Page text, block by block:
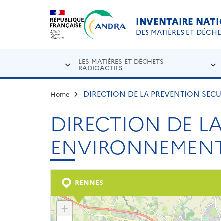
Aller au contenu principal
INVENTAIRE
DES MATIÈRES ET
LES MATIÈRES ET DÉCHETS
RADIOACTIFS
Home DIRECTION DE LA PREVENTION
DIRECTION DE
RENNES
+